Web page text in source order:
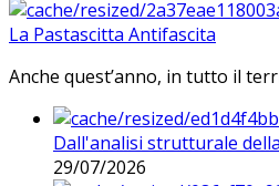
La Pastascitta Antifascita
Anche quest’anno, in tutto il
Dall'analisi strutturale
29/07/2026